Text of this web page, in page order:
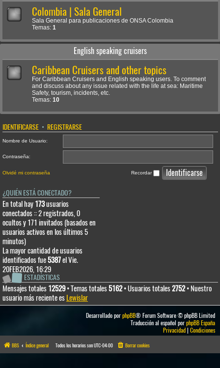
Colombia | Sala General
Sala General para publicaciones de ONSA Colombia
Temas: 1
English speaking cruisers
Caribbean Cruisers and other topics
For Caribbean Cruisers and English speaking users. To comment
and discuss about any issue related with the life at sea: Maritime
Safety, tourism, incidents, etc.
Temas: 10
IDENTIFICARSE • REGISTRARSE
Nombre de Usuario:
Contraseña:
Olvidé mi contraseña Recordar
¿QUIÉN ESTÁ CONECTADO?
En total hay 173usuarios
conectados :: 2 registrados, 0
ocultos y 171 invitados (basados en
usuarios activos en los últimos 5
minutos)
La mayor cantidad de usuarios
identificados fue5387el Vie.
20FEB2026, 16:29
ESTADÍSTICAS
Mensajes totales 12529• Temas totales5162• Usuarios totales2752• Nuestro
usuario más reciente es Lewislar
Desarrollado porphpBB® Forum Software © phpBB Limited
Traducción al español porphpBB España
Privacidad| Condiciones
BBS Índice general Todos los horarios sonUTC-04:00 Borrar cookies